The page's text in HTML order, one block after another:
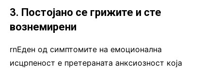
3. Постојано се грижите и сте
вознемирени
rnЕден од симптомите на емоционална
исцрпеност е претераната анксиозност која